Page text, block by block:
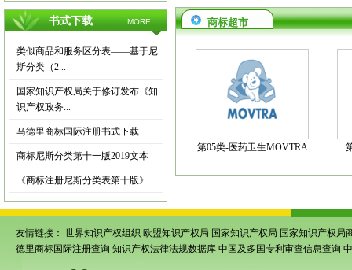
书式下载 MORE
类似商品和服务区分表——基于尼
斯分类（2...
国家知识产权局关于修订发布《知
识产权政务...
马德里商标国际注册书式下载
商标尼斯分类第十一版2019文本
《商标注册尼斯分类表第十版》
商标超市
第05类-医药卫生MOVTRA
友情链接： 世界知识产权组织 欧盟知识产权局 国家知识产权局 国家知识产权局
德里商标国际注册查询 知识产权法律法规数据库 中国及多国专利审查信息查询